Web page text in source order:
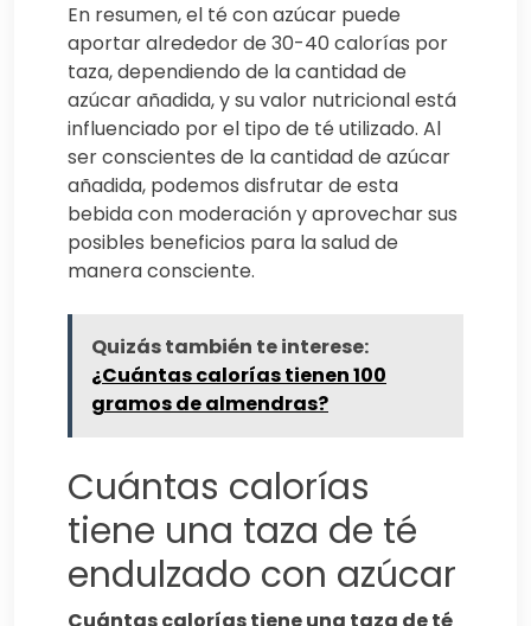
En resumen, el té con azúcar puede
aportar alrededor de 30-40 calorías por
taza, dependiendo de la cantidad de
azúcar añadida, y su valor nutricional está
influenciado por el tipo de té utilizado. Al
ser conscientes de la cantidad de azúcar
añadida, podemos disfrutar de esta
bebida con moderación y aprovechar sus
posibles beneficios para la salud de
manera consciente.
Quizás también te interese:
¿Cuántas calorías tienen 100
gramos de almendras?
Cuántas calorías
tiene una taza de té
endulzado con azúcar